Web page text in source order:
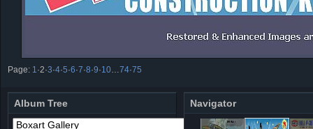
Page: 1 ·2·3·4·5·6·7·8·9·10 74·75
Album Tree Navigator